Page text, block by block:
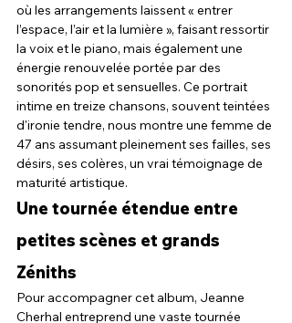
où les arrangements laissent « entrer
l’espace, l’air et la lumière », faisant ressortir
la voix et le piano, mais également une
énergie renouvelée portée par des
sonorités pop et sensuelles. Ce portrait
intime en treize chansons, souvent teintées
d'ironie tendre, nous montre une femme de
47 ans assumant pleinement ses failles, ses
désirs, ses colères, un vrai témoignage de
maturité artistique.
Une tournée étendue entre
petites scènes et grands
Zéniths
Pour accompagner cet album, Jeanne
Cherhal entreprend une vaste tournée